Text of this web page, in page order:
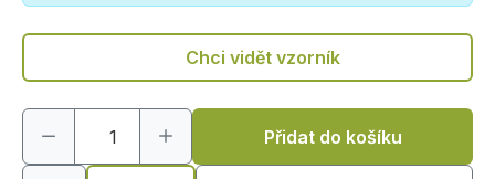
Chci vidět vzorník
Přidat do košíku